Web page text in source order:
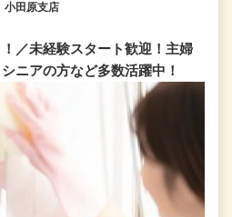
田原支店
／未経験スタート歓迎！主婦
ニアの方など多数活躍中！